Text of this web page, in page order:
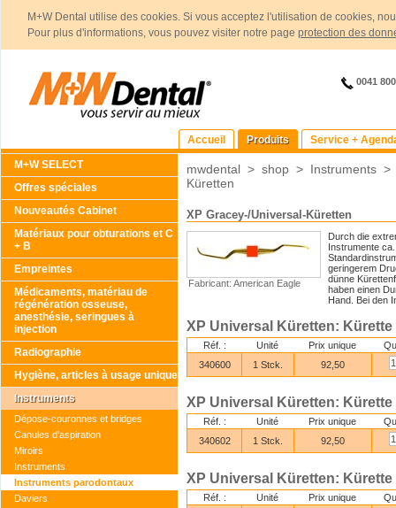
M+W Dental utilise des cookies. Si vous acceptez l'utilisation de cookies,
Pour plus d'informations, vous pouvez visiter notre page protection des
0041
Accueil Produits
Service +
M+W SELECT
Offres spéciales
Nouveautés Cabinet
Matériaux pour obturations et C
+ B
Empreintes
Médicaments, matériau de
régénération osseuse,
anesthésie, seringues à
injection
Radiographie
Hygiène, articles à usage unique
Instruments
Dépose-couronnes et bridges
Canules d'aspiration
Miroirs
Instruments
Instruments parodontaux
Daviers
mwdental > shop > Instruments
Küretten
XP Gracey-/Universal-Küretten
Fabricant: American Eagle
Durch die
Instrumente
geringerem
dünne
haben einen
Hand. Bei den
XP Universal Küretten:
Réf. : Unité Prix unique
340600
1 Stck. 92,50
XP Universal Küretten:
Réf. : Unité Prix unique
340602
1 Stck. 92,50
XP Universal Küretten:
Réf. : Unité Prix unique